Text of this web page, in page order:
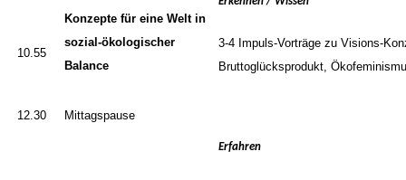
10.55
Konzepte für eine Welt in
sozial-ökologischer
Balance
3-4 Impuls-Vorträge zu Visions-
Bruttoglücksprodukt,
12.30 Mittagspause
Erfahren